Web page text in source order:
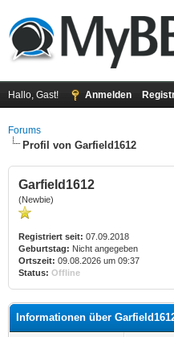
Hallo, Gast! Anmelden
Forums
Profil von Garfield1612
Garfield1612
(Newbie)
Registriert seit: 07.09.2018
Geburtstag: Nicht angegeben
Ortszeit: 09.08.2026 um 09:37
Status: Offline
Informationen über